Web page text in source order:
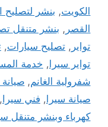
الكويت, بنشر لتصليح
القصر , بنشر متنقل
تواير , تصليح سيارات,
تواير سيرا, خدمة
شفرولية الغانم,
صيانة سيرا, فني سيرا,
كهرباء وبنشر متنقل